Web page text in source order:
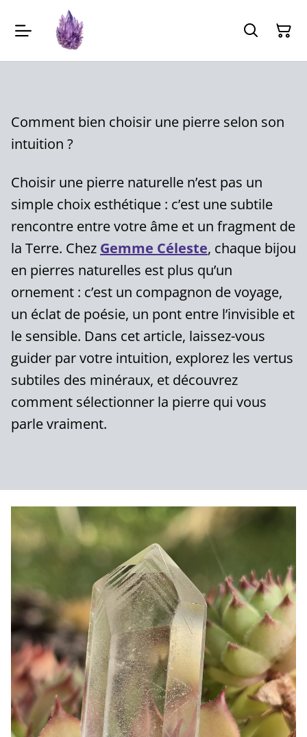
Comment bien choisir une pierre selon son
intuition ?
Choisir une pierre naturelle n’est pas un
simple choix esthétique : c’est une subtile
rencontre entre votre âme et un fragment de
la Terre. Chez Gemme Céleste, chaque bijou
en pierres naturelles est plus qu’un
ornement : c’est un compagnon de voyage,
un éclat de poésie, un pont entre l’invisible et
le sensible. Dans cet article, laissez-vous
guider par votre intuition, explorez les vertus
subtiles des minéraux, et découvrez
comment sélectionner la pierre qui vous
parle vraiment.